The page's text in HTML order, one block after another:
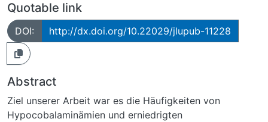
Quotable link
DOI: http://dx.doi.org/10.22029/jlupub-11228
Abstract
Ziel unserer Arbeit war es die Häufigkeiten von
Hypocobalaminämien und erniedrigten